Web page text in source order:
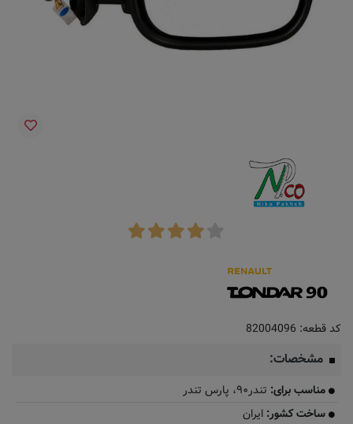
کد قطعه: 82004096
مشخصات:
مناسب برای: تندر۹۰، پارس تندر
ساخت کشور: ایران